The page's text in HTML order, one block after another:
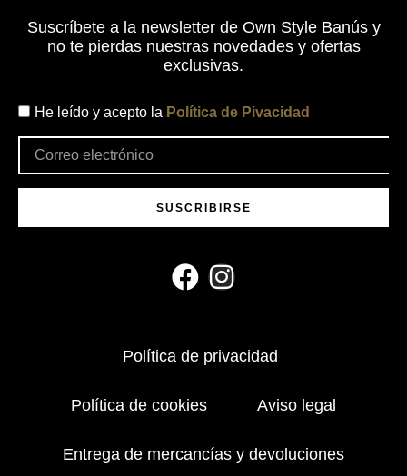
Suscríbete a la newsletter de Own Style Banús y
no te pierdas nuestras novedades y ofertas
exclusivas.
He leído y acepto la Política de Pivacidad
SUSCRIBIRSE
Política de privacidad
Política de cookies Aviso legal
Entrega de mercancías y devoluciones